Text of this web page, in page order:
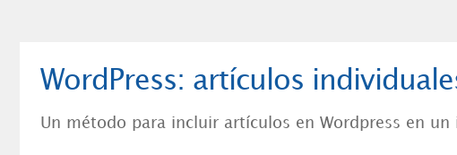
WordPress: artículos
Un método para incluir artículos en Wordpress en